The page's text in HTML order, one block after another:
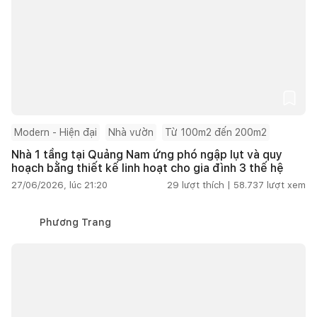
Modern - Hiện đại Nhà vườn Từ 100m2 đến 200m2
Nhà 1 tầng tại Quảng Nam ứng phó ngập lụt và quy
hoạch bằng thiết kế linh hoạt cho gia đình 3 thế hệ
27/06/2026, lúc 21:20 29 lượt thích | 58.737 lượt xem
Phương Trang